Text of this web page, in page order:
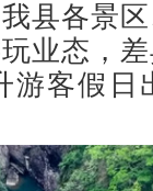
各景区
业态，
游客假日